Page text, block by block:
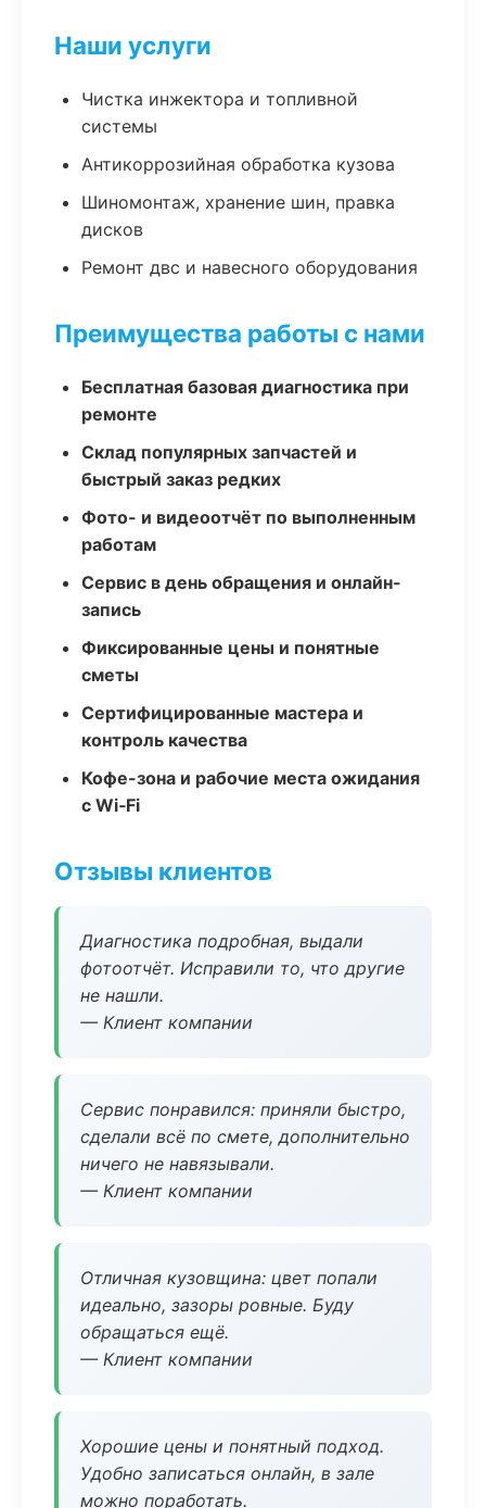
Наши услуги
Чистка инжектора и топливной
системы
Антикоррозийная обработка кузова
Шиномонтаж, хранение шин, правка
дисков
Ремонт двс и навесного оборудования
Преимущества работы с нами
Бесплатная базовая диагностика при
ремонте
Склад популярных запчастей и
быстрый заказ редких
Фото- и видеоотчёт по выполненным
работам
Сервис в день обращения и онлайн-
запись
Фиксированные цены и понятные
сметы
Сертифицированные мастера и
контроль качества
Кофе-зона и рабочие места ожидания
с Wi‑Fi
Отзывы клиентов
Диагностика подробная, выдали
фотоотчёт. Исправили то, что другие
не нашли.
— Клиент компании
Сервис понравился: приняли быстро,
сделали всё по смете, дополнительно
ничего не навязывали.
— Клиент компании
Отличная кузовщина: цвет попали
идеально, зазоры ровные. Буду
обращаться ещё.
— Клиент компании
Хорошие цены и понятный подход.
Удобно записаться онлайн, в зале
можно поработать.